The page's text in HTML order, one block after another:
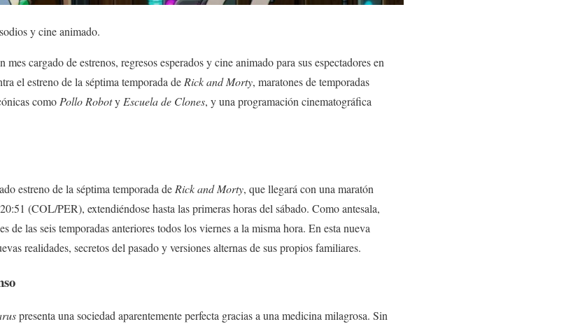
y cine animado.
mes cargado de estrenos, regresos esperados y cine animado para sus espectadores en
el estreno de la séptima temporada de Rick and Morty, maratones de temporadas
como Pollo Roboty Escuela de Clones, y una programación cinematográfica
estreno de la séptima temporada de Rick and Morty, que llegará con una maratón
(COL/PER), extendiéndose hasta las primeras horas del sábado. Como antesala,
de las seis temporadas anteriores todos los viernes a la misma hora. En esta nueva
realidades, secretos del pasado y versiones alternas de sus propios familiares.
presenta una sociedad aparentemente perfecta gracias a una medicina milagrosa. Sin